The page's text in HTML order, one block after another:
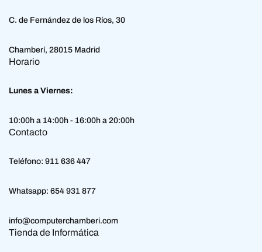
C. de Fernández de los Ríos, 30
Chamberí, 28015 Madrid
Horario
Lunes a Viernes:
10:00h a 14:00h - 16:00h a 20:00h
Contacto
Teléfono: 911 636 447
Whatsapp: 654 931 877
info@computerchamberi.com
Tienda de Informática